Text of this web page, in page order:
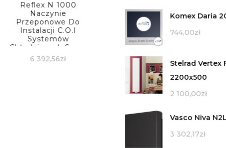
Reflex N 1000
Naczynie
Przeponowe Do
Instalacji C.O.I
Systemów
Chłodniczych Szare
8218600
6 392,56zł
Komex Daria
744,00zł
Stelrad Vertex
2200x500
2 100,00zł
Vasco Niva
3 302,17zł